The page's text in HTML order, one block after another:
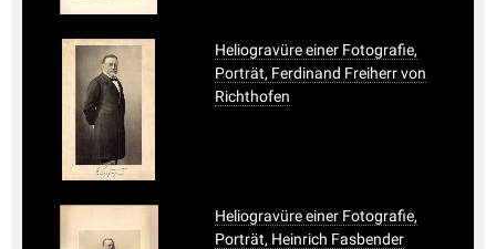
Heliogravüre einer Fotografie,
Porträt, Ferdinand Freiherr von
Richthofen
Heliogravüre einer Fotografie,
Porträt, Heinrich Fasbender